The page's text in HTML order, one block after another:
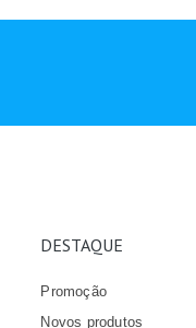
DESTAQUE
Promoção
Novos produtos